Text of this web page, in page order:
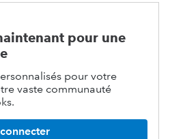
pour une
pour votre
vaste communauté